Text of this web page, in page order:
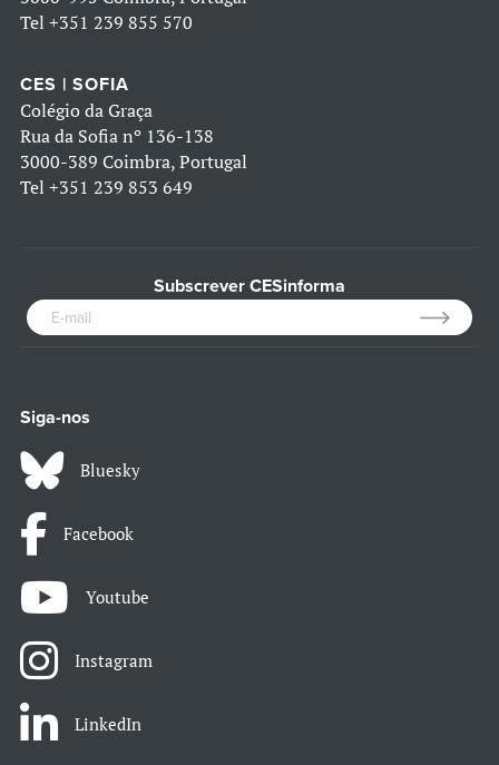
Tel +351 239 855 570
CES | SOFIA
Colégio da Graça
Rua da Sofia nº 136-138
3000-389 Coimbra, Portugal
Tel +351 239 853 649
Subscrever CESinforma
Siga-nos
Bluesky
Facebook
Youtube
Instagram
LinkedIn